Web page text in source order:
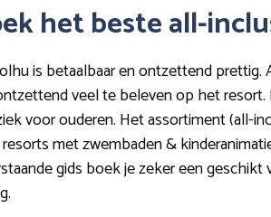
het beste all-
is betaalbaar en ontzettend
veel te beleven op het
voor ouderen. Het assortiment (all-
met zwembaden &
gids boek je zeker een